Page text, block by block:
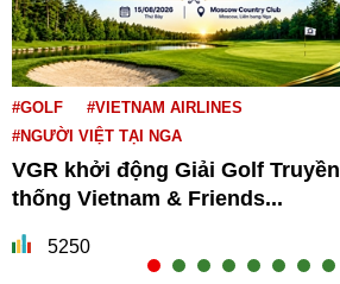
#GOLF
#VIETNAM AIRLINES
#NGƯỜI VIỆT TẠI NGA
VGR khởi động Giải Golf Truyền
thống Vietnam & Friends...
5250